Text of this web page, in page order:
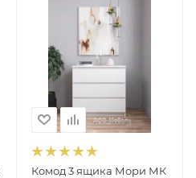
Комод 3 ящика Мори МК